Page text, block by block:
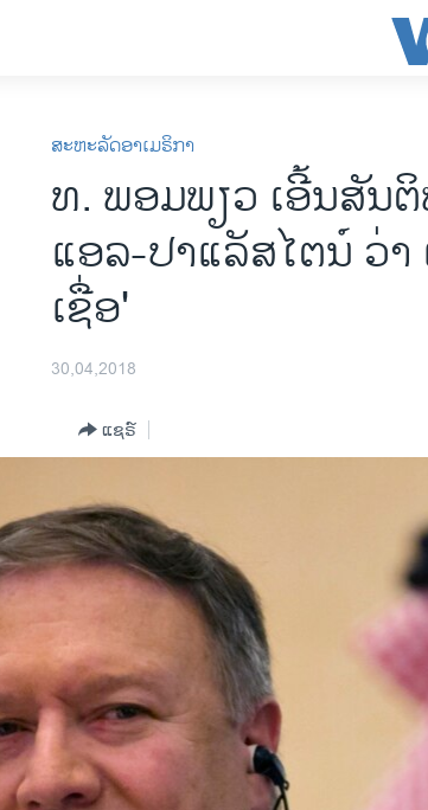
ສະຫະລັດອາເມຣິກາ
ທ. ພອມພຽວ ເອີ້ນສັນ
ແອລ-ປາແລັສໄຕນ໌ ວ່
ເຊື່ອ'
30,04,2018
ແຊຣ໌